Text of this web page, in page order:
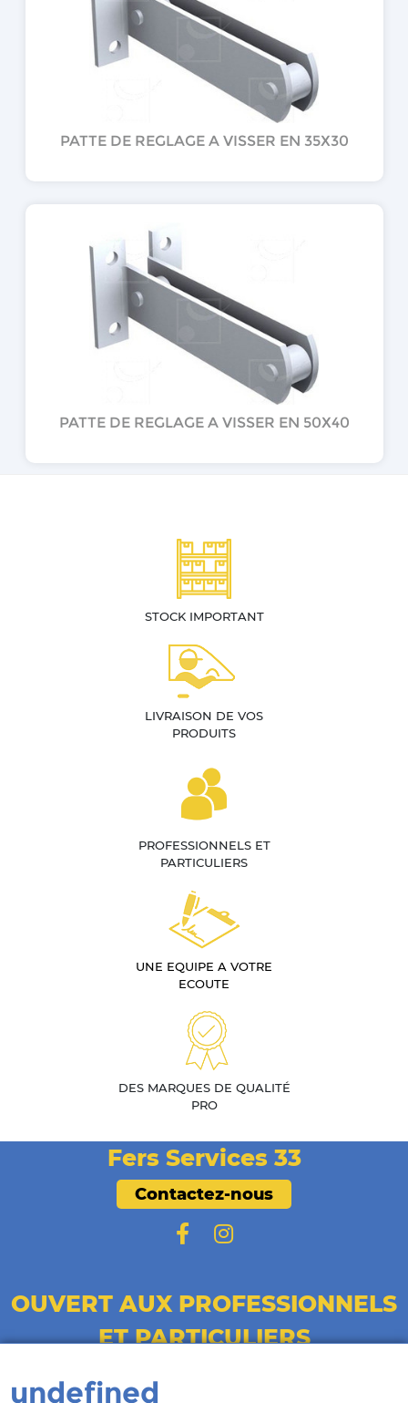
PATTE DE REGLAGE A VISSER EN 35X30
PATTE DE REGLAGE A VISSER EN 50X40
STOCK IMPORTANT
LIVRAISON DE VOS
PRODUITS
PROFESSIONNELS ET
PARTICULIERS
UNE EQUIPE A VOTRE
ECOUTE
DES MARQUES DE QUALITÉ
PRO
Fers Services 33
Contactez-nous
OUVERT AUX PROFESSIONNELS
ET PARTICULIERS
Du Lundi au Vendredi :
undefined